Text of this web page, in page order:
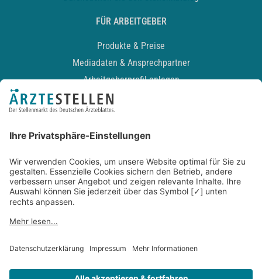
FÜR ARBEITGEBER
Produkte & Preise
Mediadaten & Ansprechpartner
Arbeitgeberprofil anlegen
Recruiting-Podcast
Kontakt
Datenschutz
Newsletter